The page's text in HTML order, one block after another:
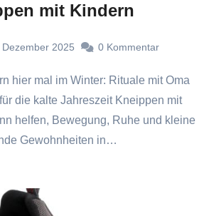
mit Kindern
Dezember 2025 0 Kommentar
die kalte Jahreszeit Kneippen mit
helfen, Bewegung, Ruhe und kleine
Gewohnheiten in…